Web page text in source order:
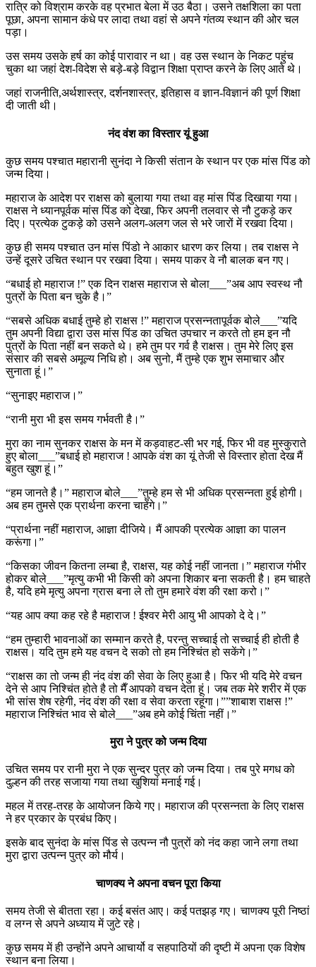
रात्रि को विश्राम करके वह प्रभात बेला में उठ बैठा। उसने तक्षशिला का पता
पूछा, अपना सामान कंधे पर लादा तथा वहां से अपने गंतव्य स्थान की ओर चल
पड़ा।
उस समय उसके हर्ष का कोई पारावार न था। वह उस स्थान के निकट पहुंच
चुका था जहां देश-विदेश से बड़े-बड़े विद्वान शिक्षा प्राप्त करने के लिए आते थे।
जहां राजनीति,अर्थशास्त्र, दर्शनशास्त्र, इतिहास व ज्ञान-विज्ञानं की पूर्ण शिक्षा
दी जाती थी।
नंद वंश का विस्तार यूं हुआ
कुछ समय पश्चात महारानी सुनंदा ने किसी संतान के स्थान पर एक मांस पिंड को
जन्म दिया।
महाराज के आदेश पर राक्षस को बुलाया गया तथा वह मांस पिंड दिखाया गया।
राक्षस ने ध्यानपूर्वक मांस पिंड को देखा, फिर अपनी तलवार से नौ टुकड़े कर
दिए। प्रत्येक टुकड़े को उसने अलग-अलग जल से भरे जारों में रखवा दिया।
कुछ ही समय पश्चात उन मांस पिंडो ने आकार धारण कर लिया। तब राक्षस ने
उन्हें दूसरे उचित स्थान पर रखवा दिया। समय पाकर वे नौ बालक बन गए।
“बधाई हो महाराज !” एक दिन राक्षस महाराज से बोला___”अब आप स्वस्थ नौ
पुत्रों के पिता बन चुके है।”
“सबसे अधिक बधाई तुम्हे हो राक्षस !” महाराज प्रसन्नतापूर्वक बोले___”यदि
तुम अपनी विद्या द्वारा उस मांस पिंड का उचित उपचार न करते तो हम इन नौ
पुत्रों के पिता नहीं बन सकते थे। हमे तुम पर गर्व है राक्षस। तुम मेरे लिए इस
संसार की सबसे अमूल्य निधि हो। अब सुनो, मैं तुम्हे एक शुभ समाचार और
सुनाता हूं।”
“सुनाइए महाराज।”
“रानी मुरा भी इस समय गर्भवती है।”
मुरा का नाम सुनकर राक्षस के मन में कड़वाहट-सी भर गई, फिर भी वह मुस्कुराते
हुए बोला___”बधाई हो महाराज ! आपके वंश का यूं तेजी से विस्तार होता देख मैं
बहुत खुश हूं।”
“हम जानते है।” महाराज बोले___”तुम्हे हम से भी अधिक प्रसन्नता हुई होगी।
अब हम तुमसे एक प्रार्थना करना चाहेंगे।”
“प्रार्थना नहीं महाराज, आज्ञा दीजिये। मैं आपकी प्रत्येक आज्ञा का पालन
करूंगा।”
“किसका जीवन कितना लम्बा है, राक्षस, यह कोई नहीं जानता।” महाराज गंभीर
होकर बोले___”मृत्यु कभी भी किसी को अपना शिकार बना सकती है। हम चाहते
है, यदि हमे मृत्यु अपना ग्रास बना ले तो तुम हमारे वंश की रक्षा करो।”
“यह आप क्या कह रहे है महाराज ! ईश्वर मेरी आयु भी आपको दे दे।”
“हम तुम्हारी भावनाओं का सम्मान करते है, परन्तु सच्चाई तो सच्चाई ही होती है
राक्षस। यदि तुम हमे यह वचन दे सको तो हम निश्चिंत हो सकेंगे।”
“राक्षस का तो जन्म ही नंद वंश की सेवा के लिए हुआ है। फिर भी यदि मेरे वचन
देने से आप निश्चिंत होते है तो मैँ आपको वचन देता हूं। जब तक मेरे शरीर में एक
भी सांस शेष रहेगी, नंद वंश की रक्षा व सेवा करता रहूंगा।””शाबाश राक्षस !”
महाराज निश्चिंत भाव से बोले___”अब हमे कोई चिंता नहीं।”
मुरा ने पुत्र को जन्म दिया
उचित समय पर रानी मुरा ने एक सुन्दर पुत्र को जन्म दिया। तब पुरे मगध को
दुल्हन की तरह सजाया गया तथा खुशियां मनाई गई।
महल में तरह-तरह के आयोजन किये गए। महाराज की प्रसन्नता के लिए राक्षस
ने हर प्रकार के प्रबंध किए।
इसके बाद सुनंदा के मांस पिंड से उत्पन्न नौ पुत्रों को नंद कहा जाने लगा तथा
मुरा द्वारा उत्पन्न पुत्र को मौर्य।
चाणक्य ने अपना वचन पूरा किया
समय तेजी से बीतता रहा। कई बसंत आए। कई पतझड़ गए। चाणक्य पूरी निष्ठां
व लग्न से अपने अध्याय में जुटे रहे।
कुछ समय में ही उन्होंने अपने आचार्यो व सहपाठियों की दृष्टी में अपना एक विशेष
स्थान बना लिया।